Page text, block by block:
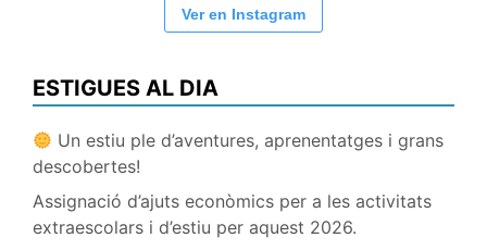
Ver en Instagram
ESTIGUES AL DIA
Un estiu ple d’aventures, aprenentatges i grans
descobertes!
Assignació d’ajuts econòmics per a les activitats
extraescolars i d’estiu per aquest 2026.